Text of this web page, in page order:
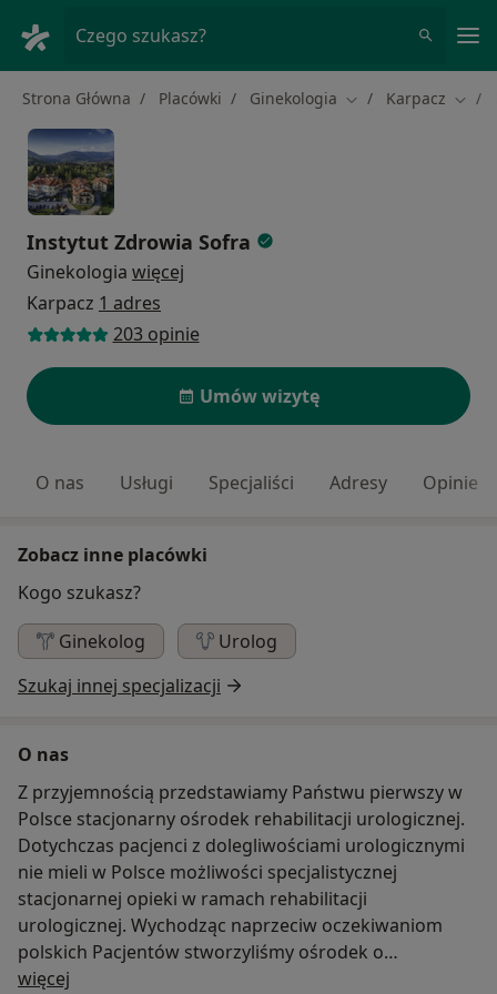
Czego szukasz?
Strona Główna Placówki Ginekologia Zmień miasto
Karpacz
Instytut Zdrowia Sofra
Ginekologia więcej
Karpacz 1 adres
203 opinie
Umów wizytę
O nas Usługi Specjaliści Adresy Opinie
Zobacz inne placówki
Kogo szukasz?
Ginekolog
Urolog
Szukaj innej specjalizacji
O nas
Z przyjemnością przedstawiamy Państwu pierwszy w
Polsce stacjonarny ośrodek rehabilitacji urologicznej.
Dotychczas pacjenci z dolegliwościami urologicznymi
nie mieli w Polsce możliwości specjalistycznej
stacjonarnej opieki w ramach rehabilitacji
urologicznej. Wychodząc naprzeciw oczekiwaniom
polskich Pacjentów stworzyliśmy ośrodek o
doskonałym medycznym standardzie i komforcie
więcej